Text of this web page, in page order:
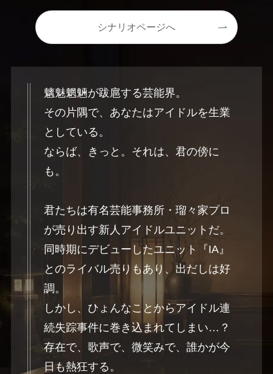
シナリオページへ
魑魅魍魎が跋扈する芸能界。
その片隅で、あなたはアイドルを生業
としている。
ならば、きっと。それは、君の傍に
も。
君たちは有名芸能事務所・瑠々家プロ
が売り出す新人アイドルユニットだ。
同時期にデビューしたユニット『IA』
とのライバル売りもあり、出だしは好
調。
しかし、ひょんなことからアイドル連
続失踪事件に巻き込まれてしまい…？
存在で、歌声で、微笑みで、誰かが今
日も熱狂する。